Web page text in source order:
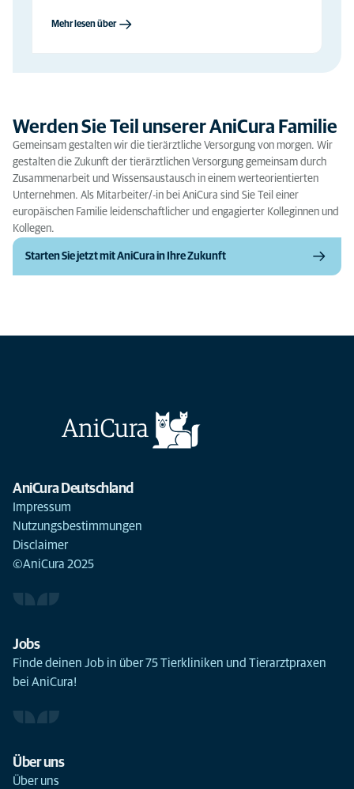
Mehr lesen über
Werden Sie Teil unserer AniCura Familie
Gemeinsam gestalten wir die tierärztliche Versorgung von morgen. Wir
gestalten die Zukunft der tierärztlichen Versorgung gemeinsam durch
Zusammenarbeit und Wissensaustausch in einem werteorientierten
Unternehmen. Als Mitarbeiter/-in bei AniCura sind Sie Teil einer
europäischen Familie leidenschaftlicher und engagierter Kolleginnen und
Kollegen.
Starten Sie jetzt mit AniCura in Ihre Zukunft
AniCura Deutschland
Impressum
Nutzungsbestimmungen
Disclaimer
©AniCura 2025
Jobs
Finde deinen Job in über 75 Tierkliniken und Tierarztpraxen
bei AniCura!
Über uns
Über uns